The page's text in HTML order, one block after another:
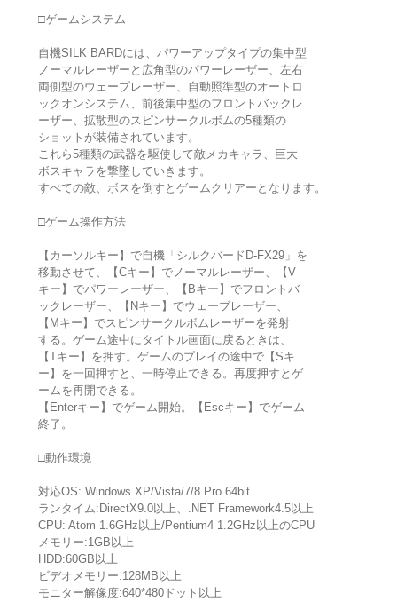
□ゲームシステム
自機SILK BARDには、パワーアップタイプの集中型
ノーマルレーザーと広角型のパワーレーザー、左右
両側型のウェーブレーザー、自動照準型のオートロ
ックオンシステム、前後集中型のフロントバックレ
ーザー、拡散型のスピンサークルボムの5種類の
ショットが装備されています。
これら5種類の武器を駆使して敵メカキャラ、巨大
ボスキャラを撃墜していきます。
すべての敵、ボスを倒すとゲームクリアーとなります。
□ゲーム操作方法
【カーソルキー】で自機「シルクバードD-FX29」を
移動させて、【Cキー】でノーマルレーザー、【V
キー】でパワーレーザー、【Bキー】でフロントバ
ックレーザー、【Nキー】でウェーブレーザー、
【Mキー】でスピンサークルボムレーザーを発射
する。ゲーム途中にタイトル画面に戻るときは、
【Tキー】を押す。ゲームのプレイの途中で【Sキ
ー】を一回押すと、一時停止できる。再度押すとゲ
ームを再開できる。
【Enterキー】でゲーム開始。【Escキー】でゲーム
終了。
□動作環境
対応OS: Windows XP/Vista/7/8 Pro 64bit
ランタイム:DirectX9.0以上、.NET Framework4.5以上
CPU: Atom 1.6GHz以上/Pentium4 1.2GHz以上のCPU
メモリー:1GB以上
HDD:60GB以上
ビデオメモリー:128MB以上
モニター解像度:640*480ドット以上